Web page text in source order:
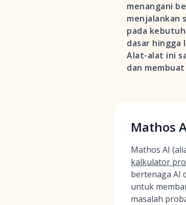
menangani
menjalankan
pada
dasar hingga
Alat-alat ini
dan
Mathos
Mathos AI
kalkulator
bertenaga AI
untuk
masalah